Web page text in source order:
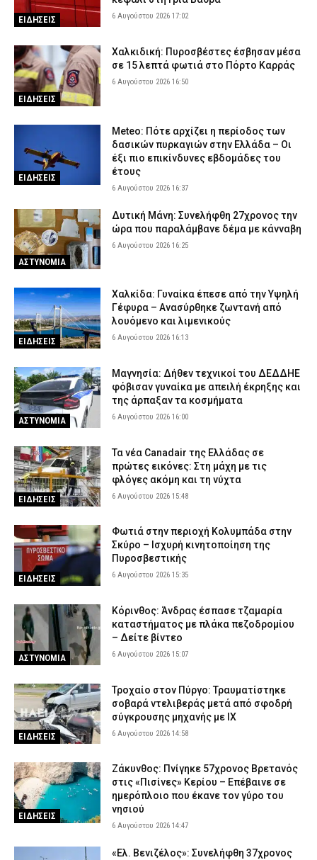
Ποιοι φορείς χρειάζονται ενημέρωση μετά την έκδοση της
νέας ταυτότητας – Αναλυτικός οδηγός
Θεσσαλονίκη: 22χρονος οδηγούσε ενώ του είχε αφαιρεθεί το
δίπλωμα και ενεπλάκη σε τροχαίο
ΑΣΤΥΝΟΜΙΑ 6 Αυγούστου 2026 10:17
ξυλοκόπησαν και λήστεψαν γυναίκα – Συνελήφθησαν από την
ΕΛ.ΑΣ.
ΑΣΤΥΝΟΜΙΑ 6 Αυγούστου 2026 10:03
ΕΙΔΗΣΕΙΣ 6 Αυγούστου 2026 17:02
ΕΙΔΗΣΕΙΣ
Χαλκιδική: Πυροσβέστες έσβησαν μέσα
σε 15 λεπτά φωτιά στο Πόρτο Καρράς
6 Αυγούστου 2026 16:50
ΕΙΔΗΣΕΙΣ
Meteo: Πότε αρχίζει η περίοδος των
δασικών πυρκαγιών στην Ελλάδα – Οι
έξι πιο επικίνδυνες εβδομάδες του
έτους
6 Αυγούστου 2026 16:37
ΑΣΤΥΝΟΜΙΑ
Δυτική Μάνη: Συνελήφθη 27χρονος την
ώρα που παραλάμβανε δέμα με κάνναβη
6 Αυγούστου 2026 16:25
ΕΙΔΗΣΕΙΣ
Χαλκίδα: Γυναίκα έπεσε από την Υψηλή
Γέφυρα – Ανασύρθηκε ζωντανή από
λουόμενο και λιμενικούς
6 Αυγούστου 2026 16:13
ΑΣΤΥΝΟΜΙΑ
Μαγνησία: Δήθεν τεχνικοί του ΔΕΔΔΗΕ
φόβισαν γυναίκα με απειλή έκρηξης και
της άρπαξαν τα κοσμήματα
6 Αυγούστου 2026 16:00
ΕΙΔΗΣΕΙΣ
Τα νέα Canadair της Ελλάδας σε
πρώτες εικόνες: Στη μάχη με τις
φλόγες ακόμη και τη νύχτα
6 Αυγούστου 2026 15:48
ΕΙΔΗΣΕΙΣ
Φωτιά στην περιοχή Κολυμπάδα στην
Σκύρο – Ισχυρή κινητοποίηση της
Πυροσβεστικής
6 Αυγούστου 2026 15:35
ΑΣΤΥΝΟΜΙΑ
Κόρινθος: Άνδρας έσπασε τζαμαρία
καταστήματος με πλάκα πεζοδρομίου
– Δείτε βίντεο
6 Αυγούστου 2026 15:07
ΕΙΔΗΣΕΙΣ
Τροχαίο στον Πύργο: Τραυματίστηκε
σοβαρά ντελιβεράς μετά από σφοδρή
σύγκρουσης μηχανής με ΙΧ
6 Αυγούστου 2026 14:58
ΕΙΔΗΣΕΙΣ
Ζάκυνθος: Πνίγηκε 57χρονος Βρετανός
στις «Πισίνες» Κερίου – Επέβαινε σε
ημερόπλοιο που έκανε τον γύρο του
νησιού
6 Αυγούστου 2026 14:47
«Ελ. Βενιζέλος»: Συνελήφθη 37χρονος